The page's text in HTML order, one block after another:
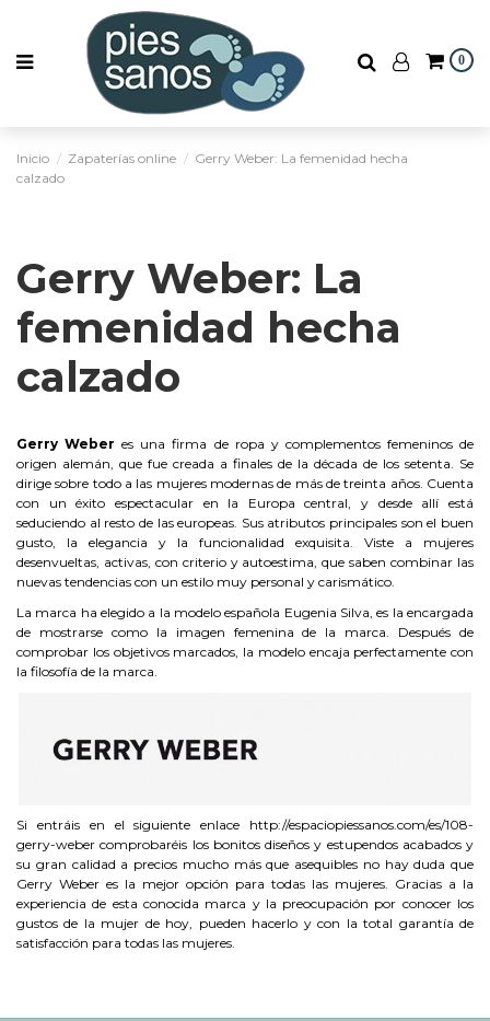
0
Inicio Zapaterías online
Gerry Weber: La femenidad hecha
calzado
Gerry Weber: La
femenidad hecha
calzado
Gerry Weber es una firma de ropa y complementos femeninos de
origen alemán, que fue creada a finales de la década de los setenta. Se
dirige sobre todo a las mujeres modernas de más de treinta años. Cuenta
con un éxito espectacular en la Europa central, y desde allí está
seduciendo al resto de las europeas. Sus atributos principales son el buen
gusto, la elegancia y la funcionalidad exquisita. Viste a mujeres
desenvueltas, activas, con criterio y autoestima, que saben combinar las
nuevas tendencias con un estilo muy personal y carismático.
La marca ha elegido a la modelo española Eugenia Silva, es la encargada
de mostrarse como la imagen femenina de la marca. Después de
comprobar los objetivos marcados, la modelo encaja perfectamente con
la filosofía de la marca.
Si entráis en el siguiente enlace http://espaciopiessanos.com/es/108-
gerry-weber comprobaréis los bonitos diseños y estupendos acabados y
su gran calidad a precios mucho más que asequibles no hay duda que
Gerry Weber es la mejor opción para todas las mujeres. Gracias a la
experiencia de esta conocida marca y la preocupación por conocer los
gustos de la mujer de hoy, pueden hacerlo y con la total garantía de
satisfacción para todas las mujeres.